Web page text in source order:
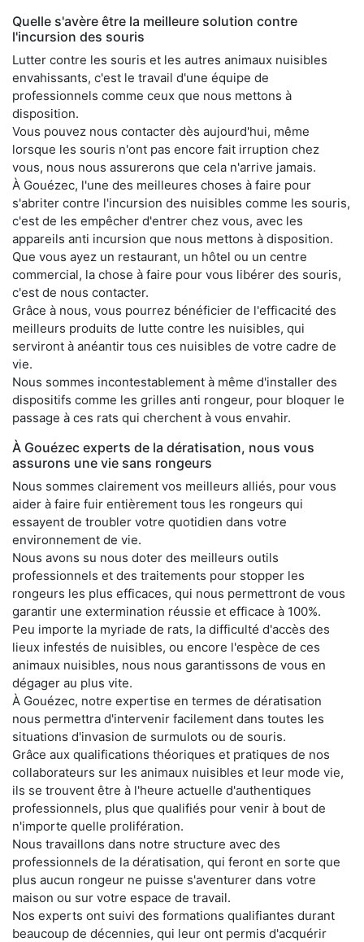
Quelle s'avère être la meilleure solution contre
l'incursion des souris
Lutter contre les souris et les autres animaux nuisibles
envahissants, c'est le travail d'une équipe de
professionnels comme ceux que nous mettons à
disposition.
Vous pouvez nous contacter dès aujourd'hui, même
lorsque les souris n'ont pas encore fait irruption chez
vous, nous nous assurerons que cela n'arrive jamais.
À Gouézec, l'une des meilleures choses à faire pour
s'abriter contre l'incursion des nuisibles comme les souris,
c'est de les empêcher d'entrer chez vous, avec les
appareils anti incursion que nous mettons à disposition.
Que vous ayez un restaurant, un hôtel ou un centre
commercial, la chose à faire pour vous libérer des souris,
c'est de nous contacter.
Grâce à nous, vous pourrez bénéficier de l'efficacité des
meilleurs produits de lutte contre les nuisibles, qui
serviront à anéantir tous ces nuisibles de votre cadre de
vie.
Nous sommes incontestablement à même d'installer des
dispositifs comme les grilles anti rongeur, pour bloquer le
passage à ces rats qui cherchent à vous envahir.
À Gouézec experts de la dératisation, nous vous
assurons une vie sans rongeurs
Nous sommes clairement vos meilleurs alliés, pour vous
aider à faire fuir entièrement tous les rongeurs qui
essayent de troubler votre quotidien dans votre
environnement de vie.
Nous avons su nous doter des meilleurs outils
professionnels et des traitements pour stopper les
rongeurs les plus efficaces, qui nous permettront de vous
garantir une extermination réussie et efficace à 100%.
Peu importe la myriade de rats, la difficulté d'accès des
lieux infestés de nuisibles, ou encore l'espèce de ces
animaux nuisibles, nous nous garantissons de vous en
dégager au plus vite.
À Gouézec, notre expertise en termes de dératisation
nous permettra d'intervenir facilement dans toutes les
situations d'invasion de surmulots ou de souris.
Grâce aux qualifications théoriques et pratiques de nos
collaborateurs sur les animaux nuisibles et leur mode vie,
ils se trouvent être à l'heure actuelle d'authentiques
professionnels, plus que qualifiés pour venir à bout de
n'importe quelle prolifération.
Nous travaillons dans notre structure avec des
professionnels de la dératisation, qui feront en sorte que
plus aucun rongeur ne puisse s'aventurer dans votre
maison ou sur votre espace de travail.
Nos experts ont suivi des formations qualifiantes durant
beaucoup de décennies, qui leur ont permis d'acquérir